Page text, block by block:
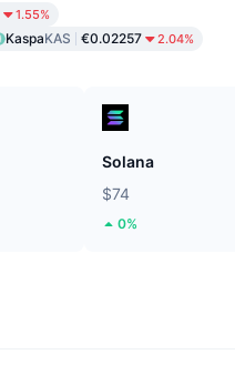
1.55%
KaspaKAS €0.02257 2.04%
Solana
$74
0%